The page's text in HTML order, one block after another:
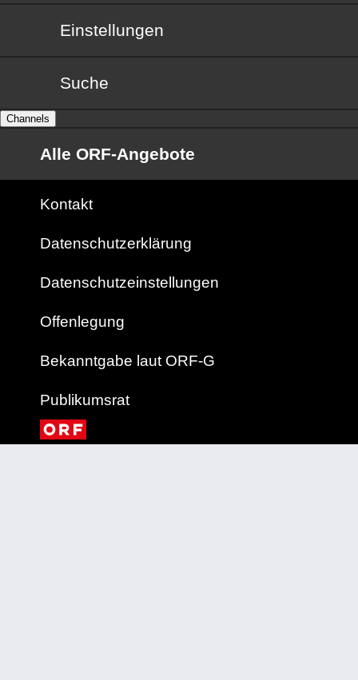
Einstellungen
Suche
Channels
Alle ORF-Angebote
Kontakt
Datenschutzerklärung
Datenschutzeinstellungen
Offenlegung
Bekanntgabe laut ORF-G
Publikumsrat